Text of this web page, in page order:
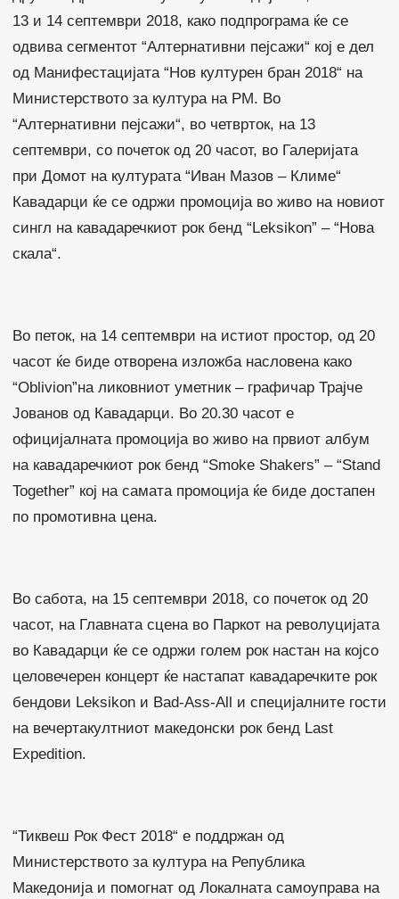
13 и 14 септември 2018, како подпрограма ќе се
одвива сегментот “Алтернативни пејсажи“ кој е дел
од Манифестацијата “Нов културен бран 2018“ на
Министерството за култура на РМ. Во
“Алтернативни пејсажи“, во четврток, на 13
септември, со почеток од 20 часот, во Галеријата
при Домот на културата “Иван Мазов – Климе“
Кавадарци ќе се одржи промоција во живо на новиот
сингл на кавадаречкиот рок бенд “Leksikon” – “Нова
скала“.
Во петок, на 14 септември на истиот простор, од 20
часот ќе биде отворена изложба насловена како
“Oblivion”на ликовниот уметник – графичар Трајче
Јованов од Кавадарци. Во 20.30 часот е
официјалната промоција во живо на првиот албум
на кавадаречкиот рок бенд “Smoke Shakers” – “Stand
Together” кој на самата промоција ќе биде достапен
по промотивна цена.
Во сабота, на 15 септември 2018, со почеток од 20
часот, на Главната сцена во Паркот на револуцијата
во Кавадарци ќе се одржи голем рок настан на којсо
целовечерен концерт ќе настапат кавадаречките рок
бендови Leksikon и Bad-Ass-All и специјалните гости
на вечертакултниот македонски рок бенд Last
Expedition.
“Тиквеш Рок Фест 2018“ е поддржан од
Министерството за култура на Република
Македонија и помогнат од Локалната самоуправа на